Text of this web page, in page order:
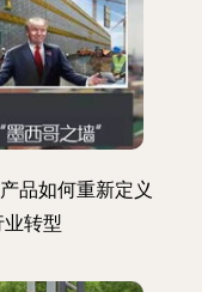
品如何重新定义
转型